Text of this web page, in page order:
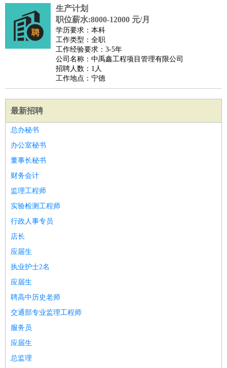
生产计划
职位薪水:8000-12000 元/月
学历要求：本科
工作类型：全职
工作经验要求：3-5年
公司名称：中禹鑫工程项目管理有限公司
招聘人数：1人
工作地点：宁德
最新招聘
总办秘书
办公室秘书
董事长秘书
财务会计
监理工程师
实验检测工程师
行政人事专员
店长
应届生
执业护士2名
应届生
聘高中历史老师
交通部专业监理工程师
服务员
应届生
总监理